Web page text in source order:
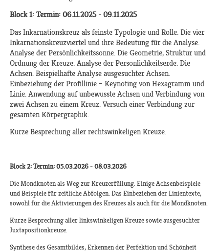
Block 1: Termin: 06.11.2025 - 09.11.2025
Das Inkarnationskreuz als feinste Typologie und Rolle. Die vier
Inkarnationskreuzviertel und ihre Bedeutung für die Analyse.
Analyse der Persönlichkeitssonne. Die Geometrie, Struktur und
Ordnung der Kreuze. Analyse der Persönlichkeitserde. Die
Achsen. Beispielhafte Analyse ausgesuchter Achsen.
Einbeziehung der Profillinie – Keynoting von Hexagramm und
Linie. Anwendung auf unbewusste Achsen und Verbindung von
zwei Achsen zu einem Kreuz. Versuch einer Verbindung zur
gesamten Körpergraphik.
Kurze Besprechung aller rechtswinkeligen Kreuze.
Block 2: Termin: 05.03.2026 - 08.03.2026
Die Mondknoten als Weg zur Kreuzerfüllung. Einige Achsenbeispiele
und Beispiele für zeitliche Abfolgen. Das Einbeziehen der Linientexte,
sowohl für die Aktivierungen des Kreuzes als auch für die Mondknoten.
Kurze Besprechung aller linkswinkeligen Kreuze sowie ausgesuchter
Juxtapositionkreuze.
Synthese des Gesamtbildes, Erkennen der Perfektion und Schönheit